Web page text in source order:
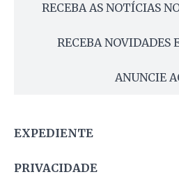
RECEBA AS NOTÍCIAS
RECEBA NOVIDADES
ANUNCIE
EXPEDIENTE
PRIVACIDADE